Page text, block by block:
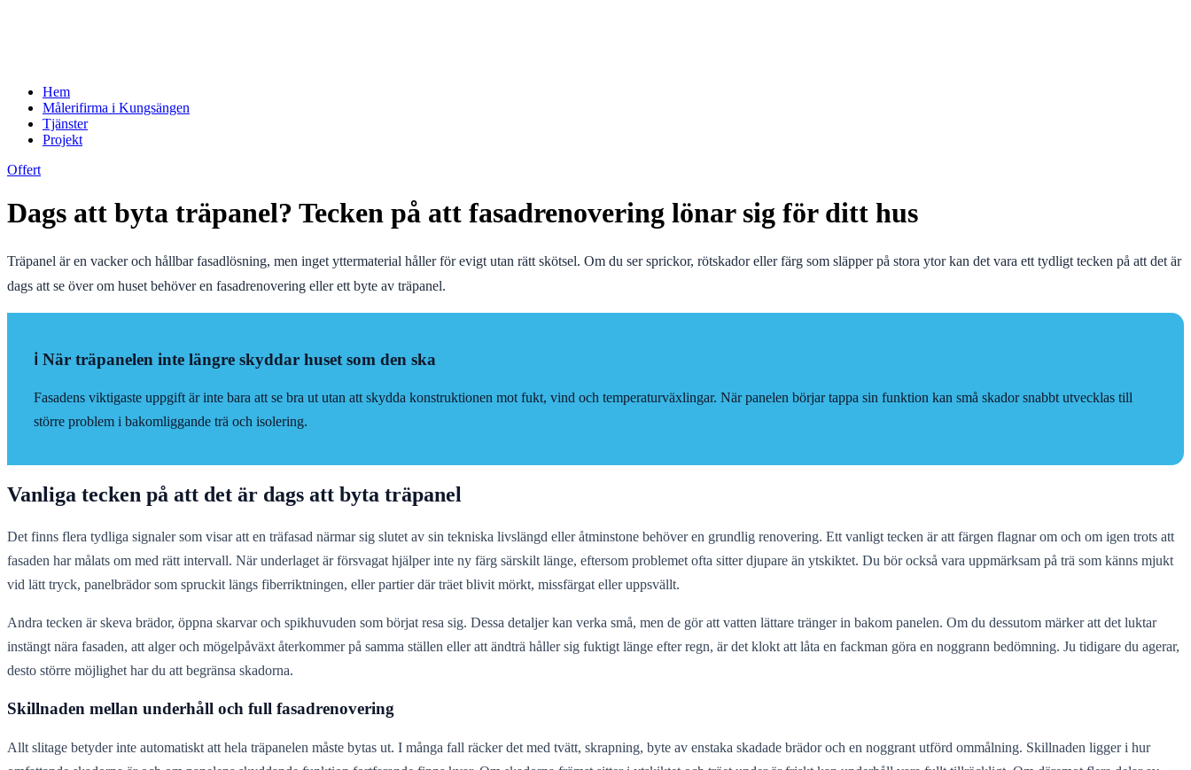
Hem
Målerifirma i Kungsängen
Tjänster
Projekt
Offert
Dags att byta träpanel? Tecken på att fasadrenovering lönar sig för ditt hus
Träpanel är en vacker och hållbar fasadlösning, men inget yttermaterial håller för evigt utan rätt skötsel. Om du ser sprickor, rötskador eller färg som släpper på stora ytor kan det vara ett tydligt tecken på att det är
dags att se över om huset behöver en fasadrenovering eller ett byte av träpanel.
ℹ️ När träpanelen inte längre skyddar huset som den ska
Fasadens viktigaste uppgift är inte bara att se bra ut utan att skydda konstruktionen mot fukt, vind och temperaturväxlingar. När panelen börjar tappa sin funktion kan små skador snabbt utvecklas till
större problem i bakomliggande trä och isolering.
Vanliga tecken på att det är dags att byta träpanel
Det finns flera tydliga signaler som visar att en träfasad närmar sig slutet av sin tekniska livslängd eller åtminstone behöver en grundlig renovering. Ett vanligt tecken är att färgen flagnar om och om igen trots att
fasaden har målats om med rätt intervall. När underlaget är försvagat hjälper inte ny färg särskilt länge, eftersom problemet ofta sitter djupare än ytskiktet. Du bör också vara uppmärksam på trä som känns mjukt
vid lätt tryck, panelbrädor som spruckit längs fiberriktningen, eller partier där träet blivit mörkt, missfärgat eller uppsvällt.
Andra tecken är skeva brädor, öppna skarvar och spikhuvuden som börjat resa sig. Dessa detaljer kan verka små, men de gör att vatten lättare tränger in bakom panelen. Om du dessutom märker att det luktar
instängt nära fasaden, att alger och mögelpåväxt återkommer på samma ställen eller att ändträ håller sig fuktigt länge efter regn, är det klokt att låta en fackman göra en noggrann bedömning. Ju tidigare du agerar,
desto större möjlighet har du att begränsa skadorna.
Skillnaden mellan underhåll och full fasadrenovering
Allt slitage betyder inte automatiskt att hela träpanelen måste bytas ut. I många fall räcker det med tvätt, skrapning, byte av enstaka skadade brädor och en noggrant utförd ommålning. Skillnaden ligger i hur